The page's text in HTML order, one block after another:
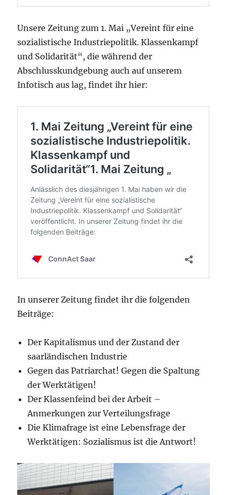
Unsere Zeitung zum 1. Mai „Vereint für eine
sozialistische Industriepolitik. Klassenkampf
und Solidarität“, die während der
Abschlusskundgebung auch auf unserem
Infotisch aus lag, findet ihr hier:
In unserer Zeitung findet ihr die folgenden
Beiträge:
Der Kapitalismus und der Zustand der
saarländischen Industrie
Gegen das Patriarchat! Gegen die Spaltung
der Werktätigen!
Der Klassenfeind bei der Arbeit –
Anmerkungen zur Verteilungsfrage
Die Klimafrage ist eine Lebensfrage der
Werktätigen: Sozialismus ist die Antwort!